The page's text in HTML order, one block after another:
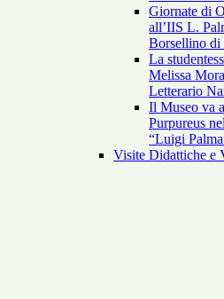
Giornate di
all’IIS L.
Borsellino di
La
Melissa
Letterario
Il Museo va
Purpureus
“Luigi
Visite Didattiche e